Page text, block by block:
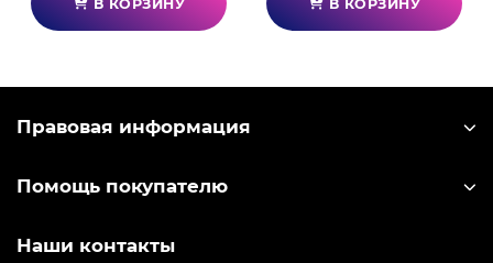
В КОРЗИНУ В КОРЗИНУ
Правовая информация
Помощь покупателю
Наши контакты